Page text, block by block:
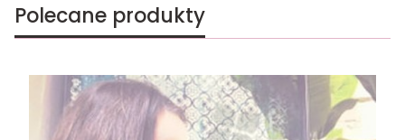
Polecane produkty